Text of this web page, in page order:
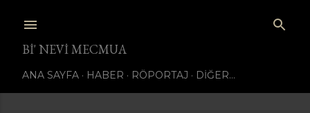
BI' NEVI MECMUA
ANA SAYFA HABER RÖPORTAJ DIĞER…